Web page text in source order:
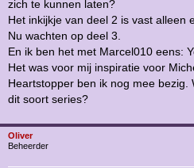
zich te kunnen laten?
Het inkijkje van deel 2 is vast alleen
Nu wachten op deel 3.
En ik ben het met Marcel010 eens:
Het was voor mij inspiratie voor
Heartstopper ben ik nog mee bezig.
dit soort series?
Oliver
Beheerder